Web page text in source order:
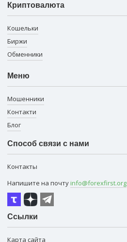
Криптовалюта
Кошельки
Биржи
Обменники
Меню
Мошенники
Контакти
Блог
Способ связи с нами
Контакты
Напишите на почту info@forexfirst.org
Ссылки
Карта сайта